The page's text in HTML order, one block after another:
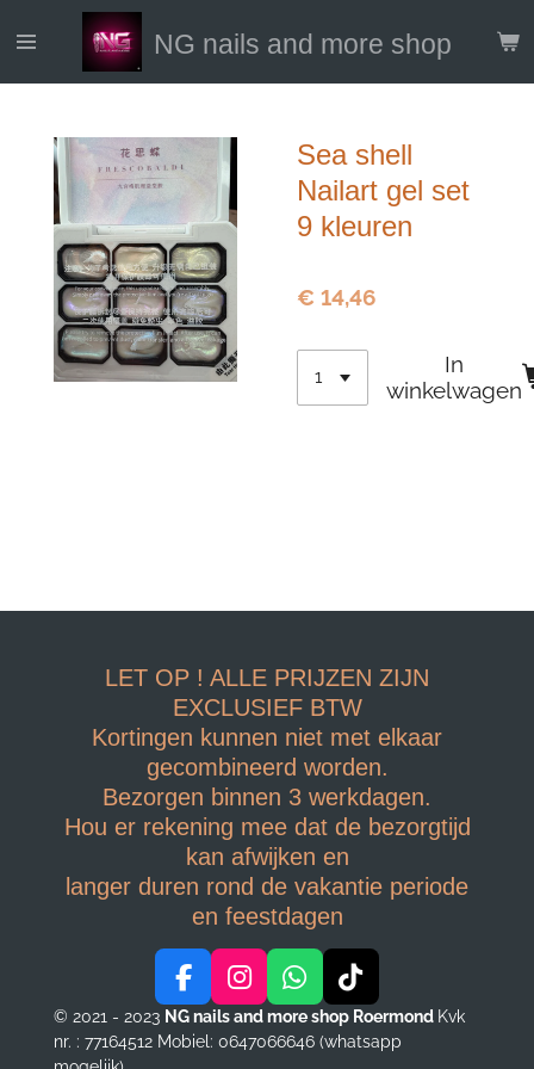
direct
NG nails and more shop
Sea shell
Nailart gel set
9 kleuren
€ 14,46
In
winkelwagen
LET OP ! ALLE PRIJZEN ZIJN
EXCLUSIEF BTW
Kortingen kunnen niet met elkaar
gecombineerd worden.
Bezorgen binnen 3 werkdagen.
Hou er rekening mee dat de bezorgtijd
kan afwijken en
langer duren rond de vakantie periode
en feestdagen
F
a
c
I
n
s
W
h
a
T
i
k
© 2021 - 2023 NG nails and more shop Roermond Kvk
nr. : 77164512 Mobiel: 0647066646 (whatsapp